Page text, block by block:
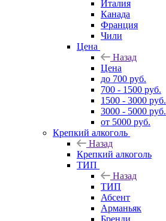
Италия
Канада
Франция
Чили
Цена
Назад
Цена
до 700 руб.
700 - 1500 руб.
1500 - 3000 руб.
3000 - 5000 руб.
от 5000 руб.
Крепкий алкоголь
Назад
Крепкий алкоголь
ТИП
Назад
ТИП
Абсент
Арманьяк
Бренди